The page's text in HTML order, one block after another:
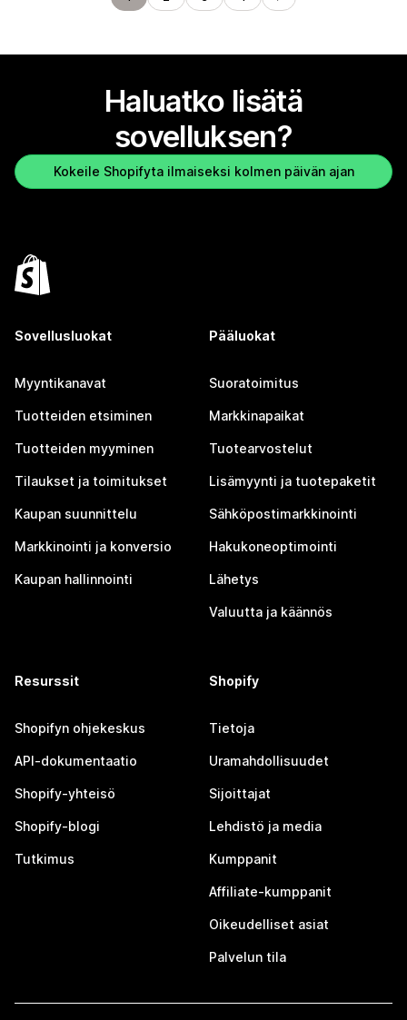
Haluatko lisätä
sovelluksen?
Kokeile Shopifyta ilmaiseksi kolmen päivän ajan
Sovellusluokat
Myyntikanavat
Tuotteiden etsiminen
Tuotteiden myyminen
Tilaukset ja toimitukset
Kaupan suunnittelu
Markkinointi ja konversio
Kaupan hallinnointi
Pääluokat
Suoratoimitus
Markkinapaikat
Tuotearvostelut
Lisämyynti ja tuotepaketit
Sähköpostimarkkinointi
Hakukoneoptimointi
Lähetys
Valuutta ja käännös
Resurssit
Shopifyn ohjekeskus
API-dokumentaatio
Shopify-yhteisö
Shopify-blogi
Tutkimus
Shopify
Tietoja
Uramahdollisuudet
Sijoittajat
Lehdistö ja media
Kumppanit
Affiliate-kumppanit
Oikeudelliset asiat
Palvelun tila